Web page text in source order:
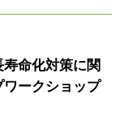
命化対策に関
ークショップ